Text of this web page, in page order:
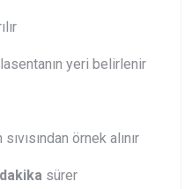
yeri belirlenir
örnek alınır
sürer